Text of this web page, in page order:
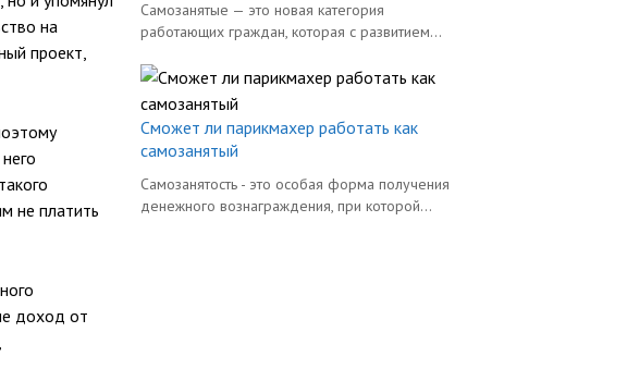
на
проект,
не платить
доход от
Самозанятые — это новая категория
работающих граждан, которая с развитием...
Сможет ли парикмахер работать как
самозанятый
Самозанятость - это особая форма получения
денежного вознаграждения, при которой...